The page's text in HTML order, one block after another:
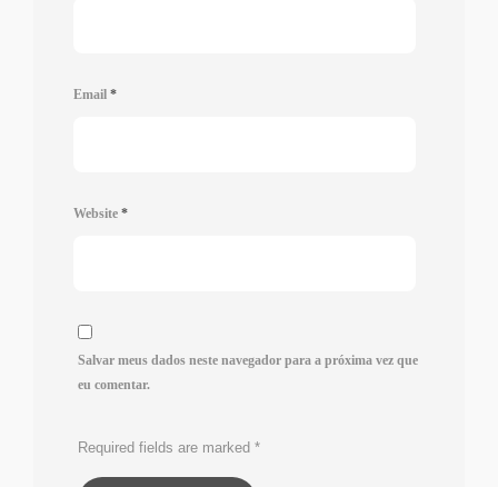
Email *
Website *
Salvar meus dados neste navegador para a próxima vez que
eu comentar.
Required fields are marked *